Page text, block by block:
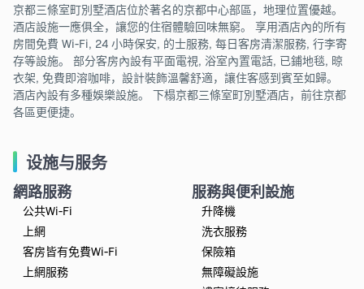
京都三條室町別墅酒店位於著名的京都中心部區，地理位置優越。
酒店設施一應俱全，讓您的住宿體驗回味無窮。 享用酒店內的所有
房間免費 Wi-Fi, 24 小時保安, 的士服務, 每日客房清潔服務, 行李寄
存等設施。 部分客房內設有平面電視, 浴室內置電話, 已鋪地毯, 晾
衣架, 免費即溶咖啡，設計裝飾溫馨舒適，讓住客感到賓至如歸。
酒店內設有多種娛樂設施。 下榻京都三條室町別墅酒店，前往京都
各區更便捷。
设施与服务
網路服務
公共Wi-Fi
上網
客房皆有免費Wi-Fi
上網服務
服務與便利設施
升降機
洗衣服務
保險箱
無障礙設施